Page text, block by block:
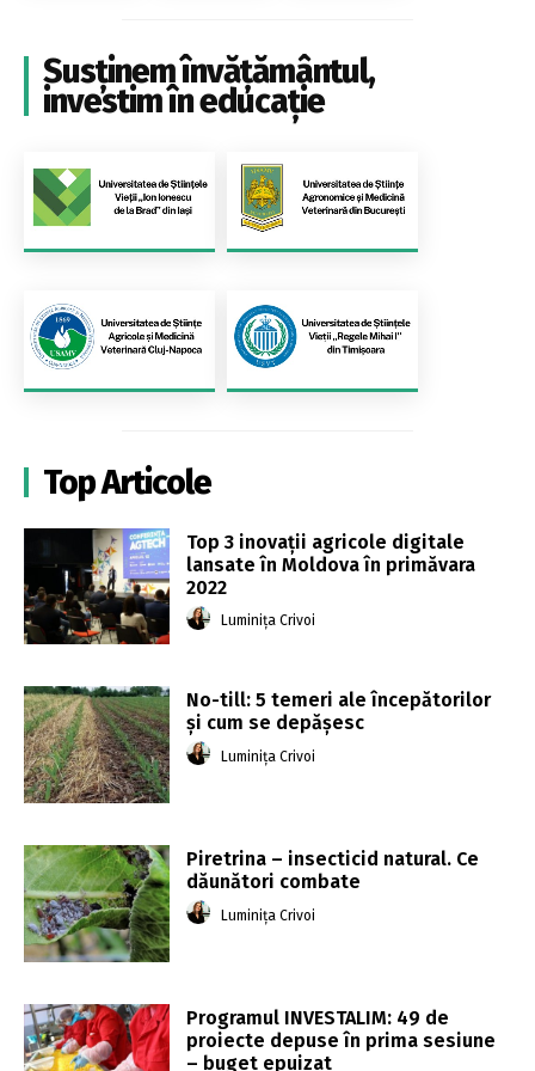
Susținem învățământul,
investim în educație
Top Articole
Top 3 inovații agricole digitale
lansate în Moldova în primăvara
2022
Luminița Crivoi
No-till: 5 temeri ale începătorilor
și cum se depășesc
Luminița Crivoi
Piretrina – insecticid natural. Ce
dăunători combate
Luminița Crivoi
Programul INVESTALIM: 49 de
proiecte depuse în prima sesiune
– buget epuizat